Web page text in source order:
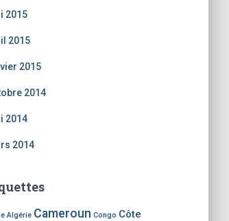
2015
2015
2015
2014
2014
2014
Algérie Cameroun Congo Côte